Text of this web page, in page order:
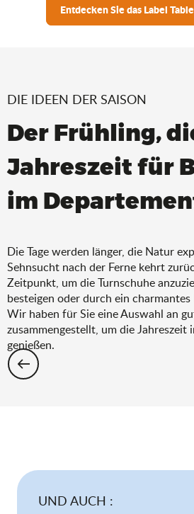
Entdecken Sie das Label
DIE IDEEN DER SAISON
Der Frühling,
Jahreszeit für
im
Die Tage werden länger, die Natur
Sehnsucht nach der Ferne kehrt
Zeitpunkt, um die Turnschuhe
besteigen oder durch ein
Wir haben für Sie eine Auswahl an
zusammengestellt, um die Jahreszeit
genießen.
Wandern: Die Auswahl
UND AUCH :